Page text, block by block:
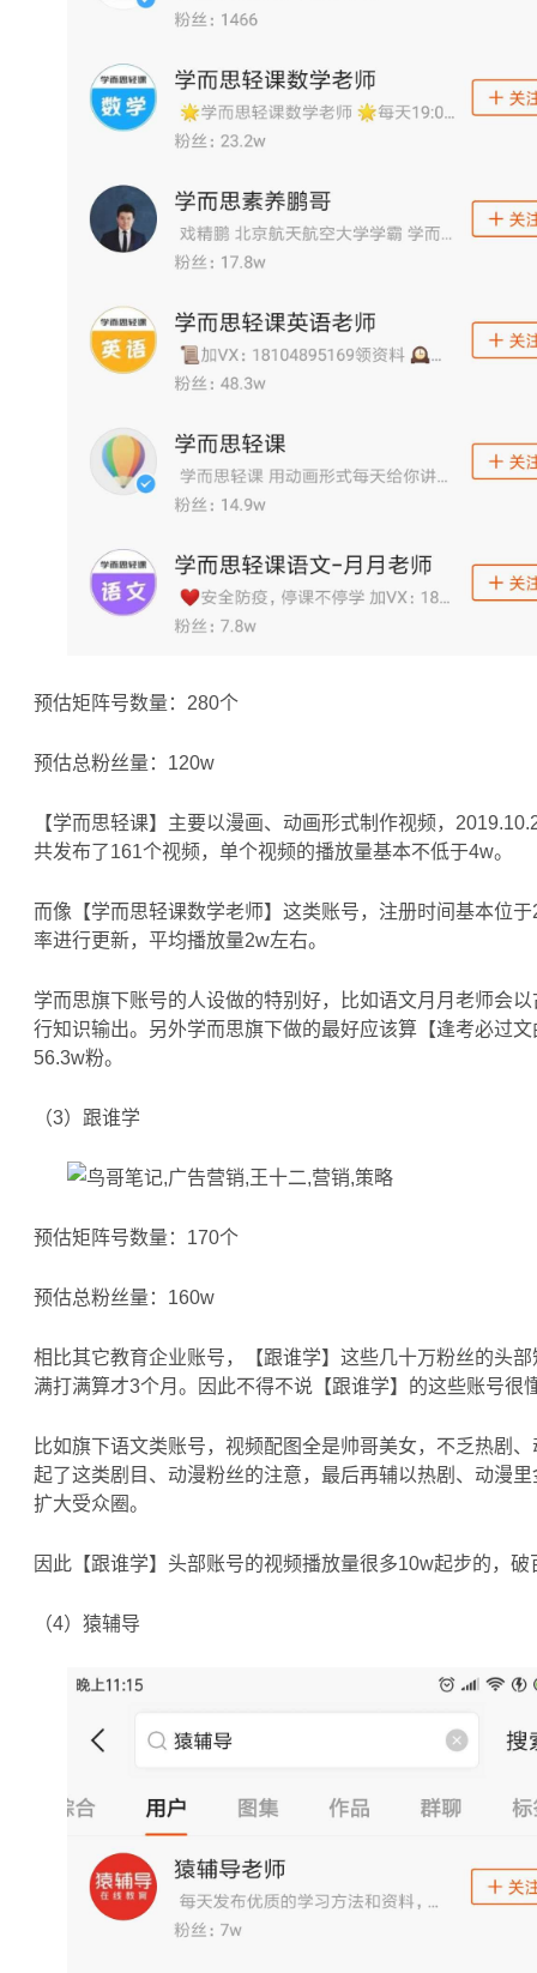
预估矩阵号数量：280个
预估总粉丝量：120w
【学而思轻课】主要以漫画、动画形式制作视频，
共发布了161个视频，单个视频的播放量基本不低于4w。
而像【学而思轻课数学老师】这类账号，注册时间基本位
率进行更新，平均播放量2w左右。
学而思旗下账号的人设做的特别好，比如语文月月老师会
行知识输出。另外学而思旗下做的最好应该算【逢考必过
56.3w粉。
（3）跟谁学
预估矩阵号数量：170个
预估总粉丝量：160w
相比其它教育企业账号，【跟谁学】这些几十万粉丝的头
满打满算才3个月。因此不得不说【跟谁学】的这些账号很
比如旗下语文类账号，视频配图全是帅哥美女，不乏热剧
起了这类剧目、动漫粉丝的注意，最后再辅以热剧、动漫
扩大受众圈。
因此【跟谁学】头部账号的视频播放量很多10w起步的，破
（4）猿辅导